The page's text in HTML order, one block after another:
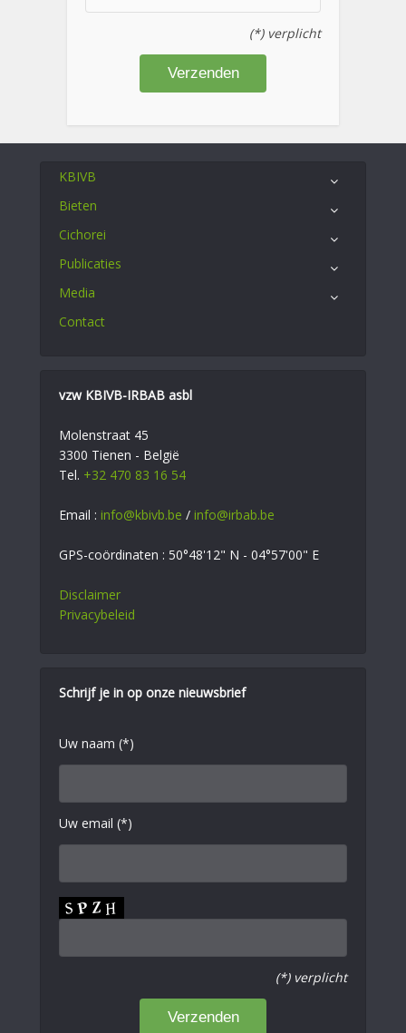
(*) verplicht
KBIVB
Bieten
Cichorei
Publicaties
Media
Contact
vzw KBIVB-IRBAB asbl
Molenstraat 45
3300 Tienen - België
Tel. +32 470 83 16 54
Email : info@kbivb.be / info@irbab.be
GPS-coördinaten : 50°48'12" N - 04°57'00" E
Disclaimer
Privacybeleid
Schrijf je in op onze nieuwsbrief
Uw naam (*)
Uw email (*)
(*) verplicht